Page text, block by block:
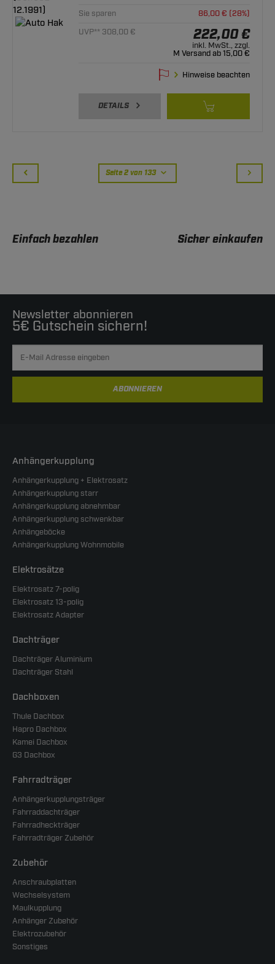
Sie sparen
86,00 € (28%)
UVP** 308,00 €
222,00 €
inkl. MwSt., zzgl.
M Versand ab 15,00 €
Hinweise beachten
DETAILS
Seite 2 von 133
Einfach bezahlen Sicher einkaufen
Newsletter abonnieren
5€ Gutschein sichern!
ABONNIEREN
Anhängerkupplung
Anhängerkupplung + Elektrosatz
Anhängerkupplung starr
Anhängerkupplung abnehmbar
Anhängerkupplung schwenkbar
Anhängeböcke
Anhängerkupplung Wohnmobile
Elektrosätze
Elektrosatz 7-polig
Elektrosatz 13-polig
Elektrosatz Adapter
Dachträger
Dachträger Aluminium
Dachträger Stahl
Dachboxen
Thule Dachbox
Hapro Dachbox
Kamei Dachbox
G3 Dachbox
Fahrradträger
Anhängerkupplungsträger
Fahrraddachträger
Fahrradheckträger
Fahrradträger Zubehör
Zubehör
Anschraubplatten
Wechselsystem
Maulkupplung
Anhänger Zubehör
Elektrozubehör
Sonstiges